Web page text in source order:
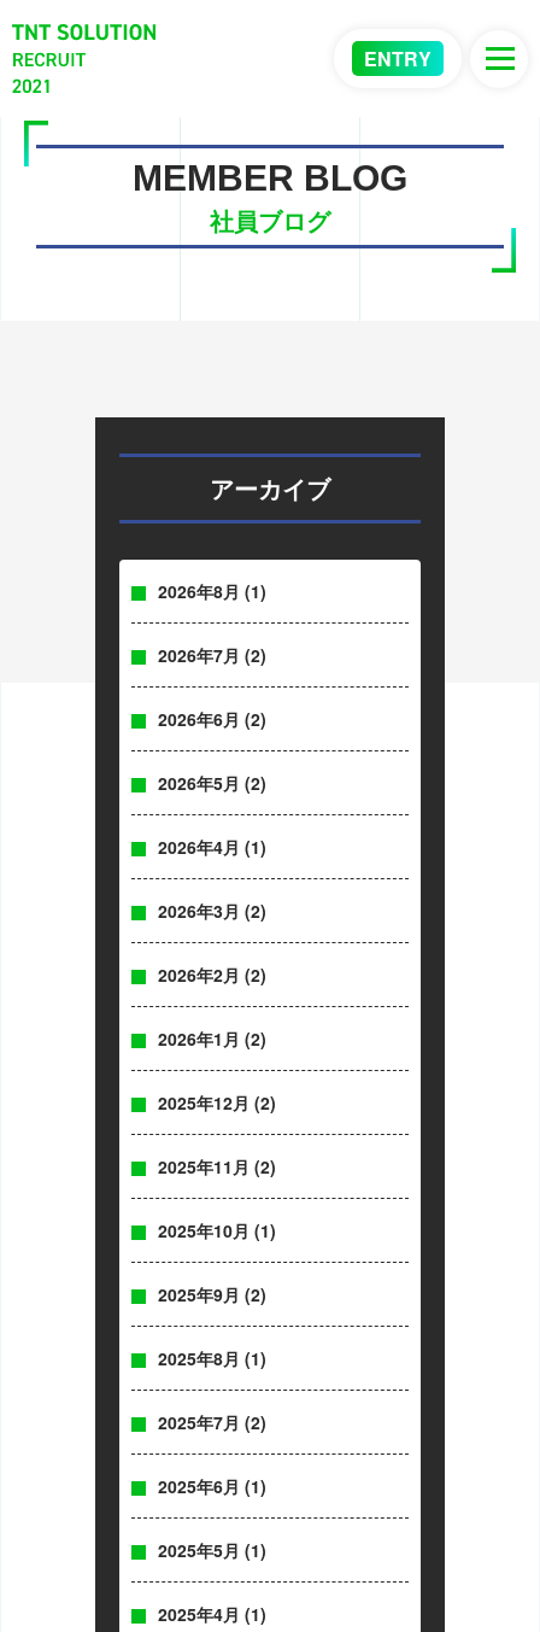
ENTRY
MEMBER BLOG
社員ブログ
アーカイブ
2026年8月 (1)
2026年7月 (2)
2026年6月 (2)
2026年5月 (2)
2026年4月 (1)
2026年3月 (2)
2026年2月 (2)
2026年1月 (2)
2025年12月 (2)
2025年11月 (2)
2025年10月 (1)
2025年9月 (2)
2025年8月 (1)
2025年7月 (2)
2025年6月 (1)
2025年5月 (1)
2025年4月 (1)